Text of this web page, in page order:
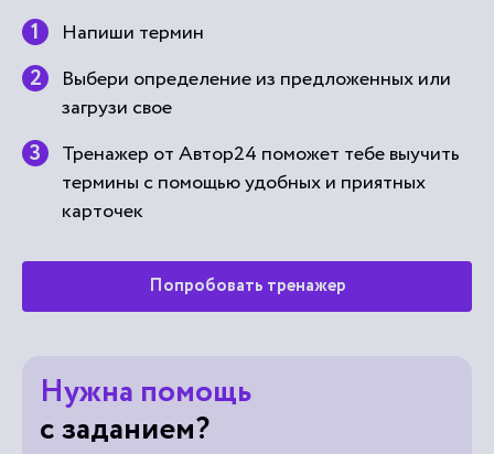
Напиши термин
Выбери определение из предложенных или
загрузи свое
Тренажер от Автор24 поможет тебе выучить
термины с помощью удобных и приятных
карточек
Попробовать тренажер
Нужна помощь
с заданием?